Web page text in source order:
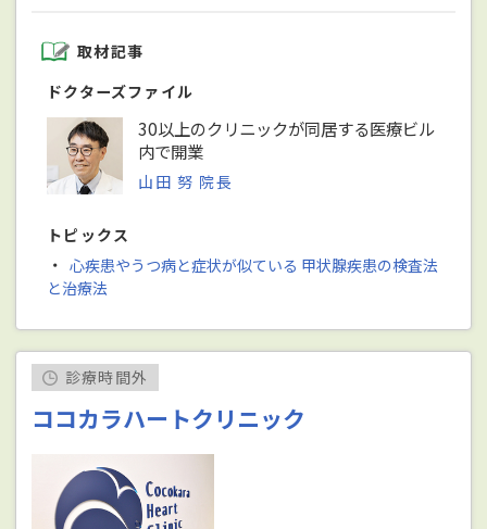
取材記事
ドクターズファイル
30以上のクリニックが同居する医療ビル
内で開業
山田 努 院長
トピックス
・ 心疾患やうつ病と症状が似ている 甲状腺疾患の検査法
と治療法
診療時間外
ココカラハートクリニック